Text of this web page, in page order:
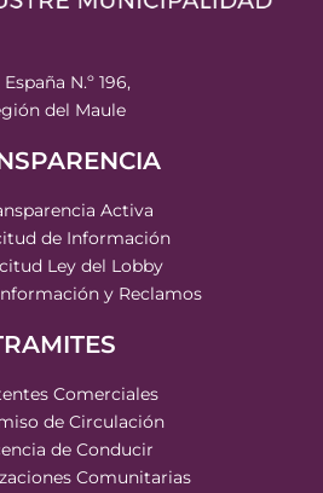
N.º 196,
del Maule
Activa
de Información
Ley del Lobby
y Reclamos
Comerciales
de Circulación
de Conducir
Comunitarias